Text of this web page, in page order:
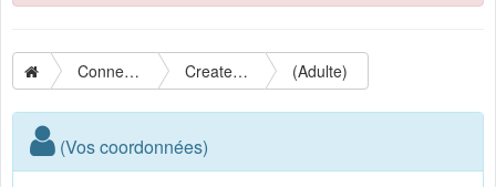
Connection Create your account (Adulte)
(Vos coordonnées)